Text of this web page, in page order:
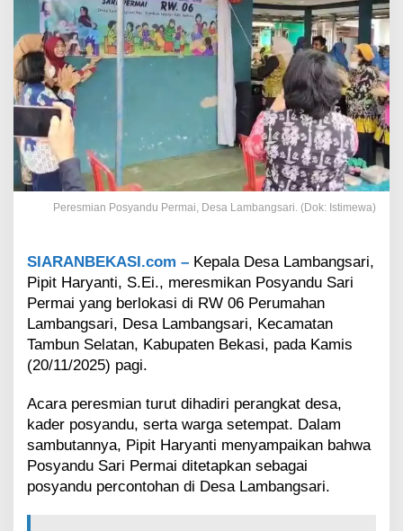
e
r
m
a
m
b
n
a
r
i
r
e
m
k
a
n
,
Peresmian Posyandu Permai, Desa Lambangsari. (Dok: Istimewa)
SIARANBEKASI.com – Kepala Desa Lambangsari,
Pipit Haryanti, S.Ei., meresmikan Posyandu Sari
Permai yang berlokasi di RW 06 Perumahan
Lambangsari, Desa Lambangsari, Kecamatan
Tambun Selatan, Kabupaten Bekasi, pada Kamis
(20/11/2025) pagi.
Acara peresmian turut dihadiri perangkat desa,
kader posyandu, serta warga setempat. Dalam
sambutannya, Pipit Haryanti menyampaikan bahwa
Posyandu Sari Permai ditetapkan sebagai
posyandu percontohan di Desa Lambangsari.